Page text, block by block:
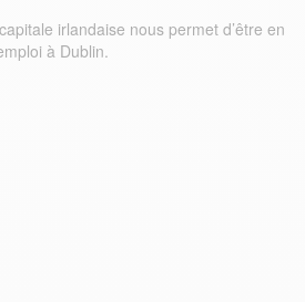
irlandaise nous permet d’être en
à Dublin.